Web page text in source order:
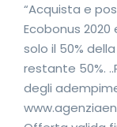
“Acquista e
Ecobonus
solo il 50%
restante 50%.
degli